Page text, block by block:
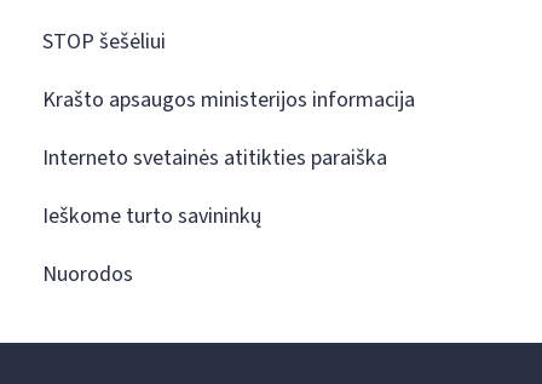
STOP šešėliui
Krašto apsaugos ministerijos informacija
Interneto svetainės atitikties paraiška
Ieškome turto savininkų
Nuorodos